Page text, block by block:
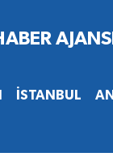
İSTANBUL